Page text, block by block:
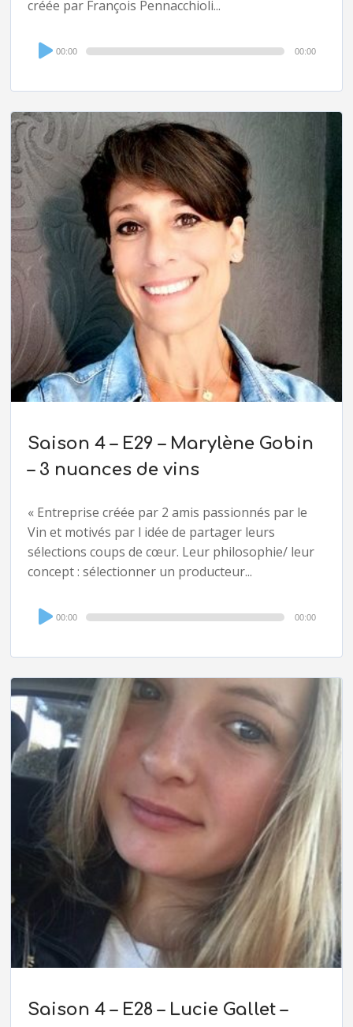
créée par François Pennacchioli...
Audio
Player
00:00 00:00
Saison 4 – E29 – Marylène Gobin
– 3 nuances de vins
« Entreprise créée par 2 amis passionnés par le
Vin et motivés par l idée de partager leurs
sélections coups de cœur. Leur philosophie/ leur
concept : sélectionner un producteur...
Audio
Player
00:00 00:00
Saison 4 – E28 – Lucie Gallet –